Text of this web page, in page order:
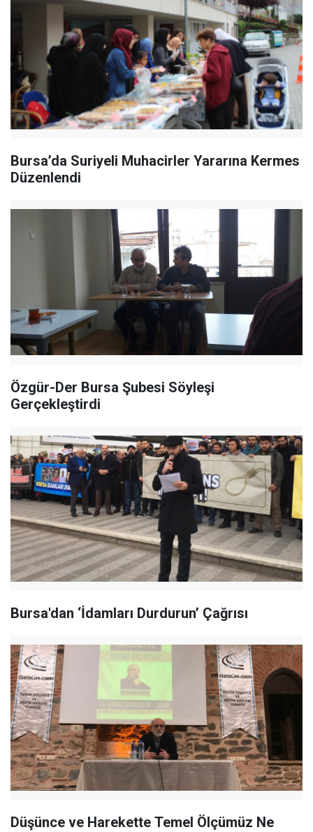
Bursa’da Suriyeli Muhacirler Yararına Kermes
Düzenlendi
Özgür-Der Bursa Şubesi Söyleşi
Gerçekleştirdi
Bursa'dan ‘İdamları Durdurun’ Çağrısı
Düşünce ve Harekette Temel Ölçümüz Ne